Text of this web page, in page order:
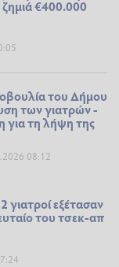
€400.000
του Δήμου
των γιατρών -
για τη λήψη της
08:12
εξέτασαν
του τσεκ-απ